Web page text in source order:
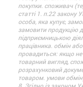
покупки. споживач
статті 1. п.22 закону
особа, яка купує,
замовити продукцію
підприємницькою
працівника. обмін
провадиться: якщо
товарний вигляд,
розрахунковий
товаром. умови